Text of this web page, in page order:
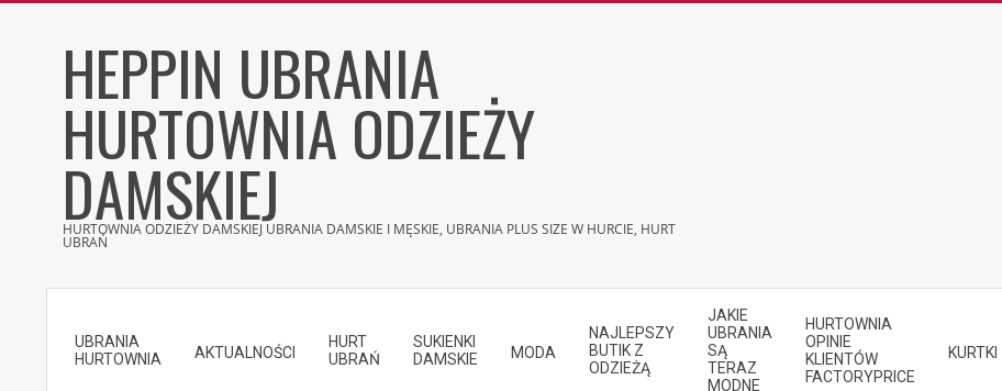
HEPPIN UBRANIA
HURTOWNIA ODZIEŻY
DAMSKIEJ
HURTOWNIA ODZIEŻY DAMSKIEJ UBRANIA DAMSKIE I MĘSKIE, UBRANIA PLUS SIZE W HURCIE, HURT
UBRAŃ
Menu
UBRANIA
HURTOWNIA
AKTUALNOŚCI
HURT
UBRAŃ
SUKIENKI
DAMSKIE
MODA
NAJLEPSZY
BUTIK Z
ODZIEŻĄ
JAKIE
UBRANIA
SĄ
TERAZ
MODNE
HURTOWNIA
OPINIE
KLIENTÓW
FACTORYPRICE
KURTKI